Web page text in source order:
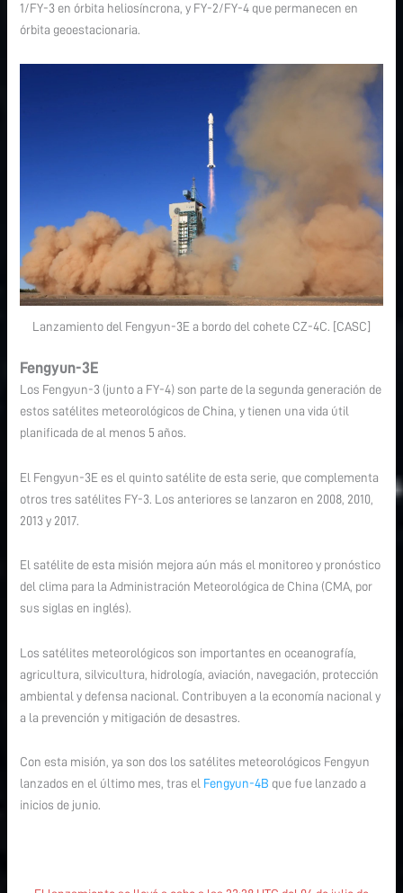
1/FY-3 en órbita heliosíncrona, y FY-2/FY-4 que permanecen en
órbita geoestacionaria.
Lanzamiento del Fengyun-3E a bordo del cohete CZ-4C. [CASC]
Fengyun-3E
Los Fengyun-3 (junto a FY-4) son parte de la segunda generación de
estos satélites meteorológicos de China, y tienen una vida útil
planificada de al menos 5 años.
El Fengyun-3E es el quinto satélite de esta serie, que complementa
otros tres satélites FY-3. Los anteriores se lanzaron en 2008, 2010,
2013 y 2017.
El satélite de esta misión mejora aún más el monitoreo y pronóstico
del clima para la Administración Meteorológica de China (CMA, por
sus siglas en inglés).
Los satélites meteorológicos son importantes en oceanografía,
agricultura, silvicultura, hidrología, aviación, navegación, protección
ambiental y defensa nacional. Contribuyen a la economía nacional y
a la prevención y mitigación de desastres.
Con esta misión, ya son dos los satélites meteorológicos Fengyun
lanzados en el último mes, tras el
Fengyun-4B que fue lanzado a
inicios de junio.